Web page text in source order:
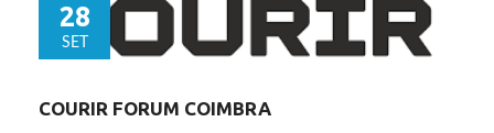
28
SET
COURIR FORUM COIMBRA